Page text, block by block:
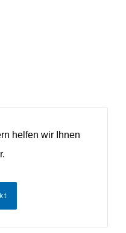
helfen wir Ihnen